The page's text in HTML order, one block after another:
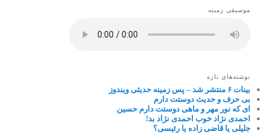
موسیقی زمینه
نوشته‌های تازه
بینات ۶ منتشر شد – پس زمینه حدیثی ویندوز
بی حرف و حدیث دوستت دارم
ای که نور مهر و ماهی دوستت دارم حسین
احمدی نژاد خوب احمدی نژاد بد!
جلیلی یا قاضی زاده یا رئیسی؟